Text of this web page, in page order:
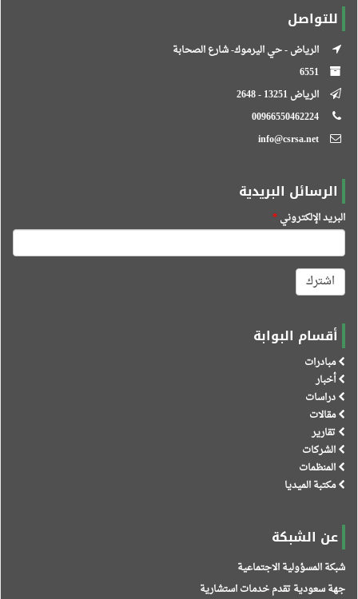
للتواصل
الرياض - حي اليرموك- شارع الصحابة
الرياض 13251 - 2648
الرسائل البريدية
البريد الإلكتروني*
اشترك
أقسام البوابة
مبادرات
أخبار
دراسات
مقالات
تقارير
الشركات
المنظمات
مكتبة الميديا
عن الشبكة
شبكة المسؤولية الاجتماعية
جهة سعودية تقدم خدمات استشارية